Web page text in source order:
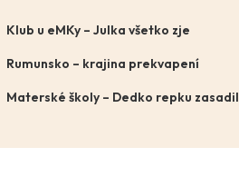
Klub u eMKy – Julka všetko zje
Rumunsko – krajina prekvapení
Materské školy – Dedko repku zasadil